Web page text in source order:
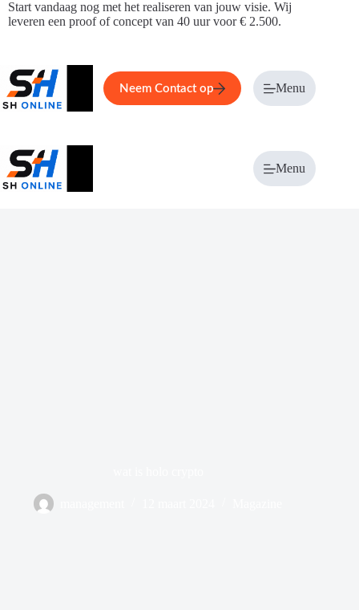
Ga
naar
Start vandaag nog met het realiseren van jouw visie. Wij
leveren een proof of concept van 40 uur voor € 2.500.
Home Service Over ons
Neem Contact op Menu
Menu